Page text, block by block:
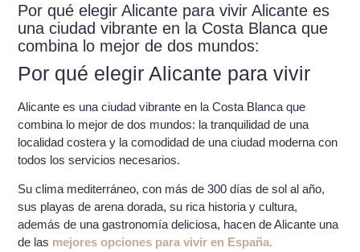
Por qué elegir Alicante para vivir Alicante es
una ciudad vibrante en la Costa Blanca que
combina lo mejor de dos mundos:
Por qué elegir Alicante para vivir
Alicante es una ciudad vibrante en la Costa Blanca que
combina lo mejor de dos mundos: la tranquilidad de una
localidad costera y la comodidad de una ciudad moderna con
todos los servicios necesarios.
Su clima mediterráneo, con más de 300 días de sol al año,
sus playas de arena dorada, su rica historia y cultura,
además de una gastronomía deliciosa, hacen de Alicante una
de las mejores opciones para vivir en España.